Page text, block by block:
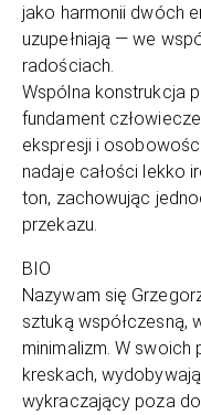
jako harmonii dwóch
uzupełniają — we
radościach.
Wspólna konstrukcja
fundament
ekspresji i
nadaje całości lekko
ton, zachowując
przekazu.
BIO
Nazywam się
sztuką współczesną,
minimalizm. W
kreskach,
wykraczający poza